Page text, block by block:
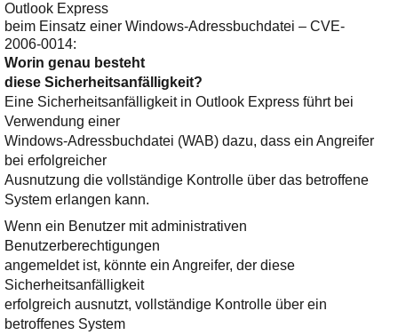
Outlook Express
beim Einsatz einer Windows-Adressbuchdatei – CVE-
2006-0014:
Worin genau besteht
diese Sicherheitsanfälligkeit?
Eine Sicherheitsanfälligkeit in Outlook Express führt bei
Verwendung einer
Windows-Adressbuchdatei (WAB) dazu, dass ein Angreifer
bei erfolgreicher
Ausnutzung die vollständige Kontrolle über das betroffene
System erlangen kann.
Wenn ein Benutzer mit administrativen
Benutzerberechtigungen
angemeldet ist, könnte ein Angreifer, der diese
Sicherheitsanfälligkeit
erfolgreich ausnutzt, vollständige Kontrolle über ein
betroffenes System